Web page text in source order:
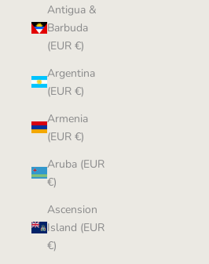
Antigua &
Barbuda
(EUR €)
Argentina
(EUR €)
Armenia
(EUR €)
Aruba (EUR
€)
Ascension
Island (EUR
€)